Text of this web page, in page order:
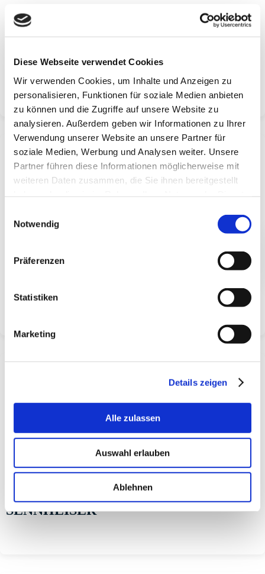
Diese Webseite verwendet Cookies
Wir verwenden Cookies, um Inhalte und Anzeigen zu
personalisieren, Funktionen für soziale Medien anbieten
zu können und die Zugriffe auf unsere Website zu
analysieren. Außerdem geben wir Informationen zu Ihrer
Verwendung unserer Website an unsere Partner für
soziale Medien, Werbung und Analysen weiter. Unsere
Partner führen diese Informationen möglicherweise mit
weiteren Daten zusammen, die Sie ihnen bereitgestellt
Notwendig
Präferenzen
Statistiken
Marketing
Details zeigen
Alle zulassen
Auswahl erlauben
Ablehnen
EXTRON
SENNHEISER